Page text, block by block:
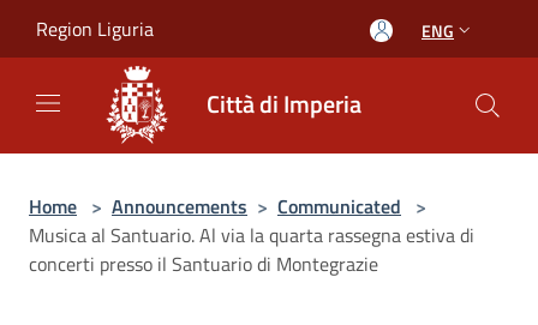
Region Liguria ENG
Città di Imperia
Home > Announcements > Communicated >
Musica al Santuario. Al via la quarta rassegna estiva di
concerti presso il Santuario di Montegrazie